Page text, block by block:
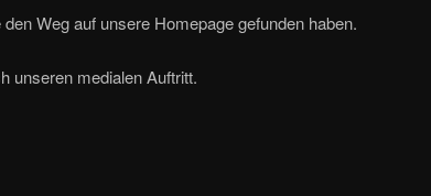
Weg auf unsere Homepage gefunden haben.
unseren medialen Auftritt.